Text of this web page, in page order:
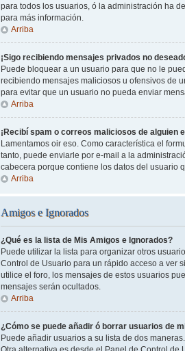
para todos los usuarios, ó la administración ha
para más información.
Arriba
¡Sigo recibiendo mensajes privados no
Puede bloquear a un usuario para que no le
recibiendo mensajes maliciosos u ofensivos de
para evitar que un usuario no pueda enviar
Arriba
¡Recibí spam o correos maliciosos de alguien
Lamentamos oir eso. Como característica el
tanto, puede enviarle por e-mail a la
cabecera porque contiene los datos del usuario
Arriba
Amigos e Ignorados
¿Qué es la lista de Mis Amigos e Ignorados?
Puede utilizar la lista para organizar otros
Control de Usuario para un rápido acceso a ver
utilice el foro, los mensajes de estos usuarios
mensajes serán ocultados.
Arriba
¿Cómo se puede añadir ó borrar usuarios de
Puede añadir usuarios a su lista de dos